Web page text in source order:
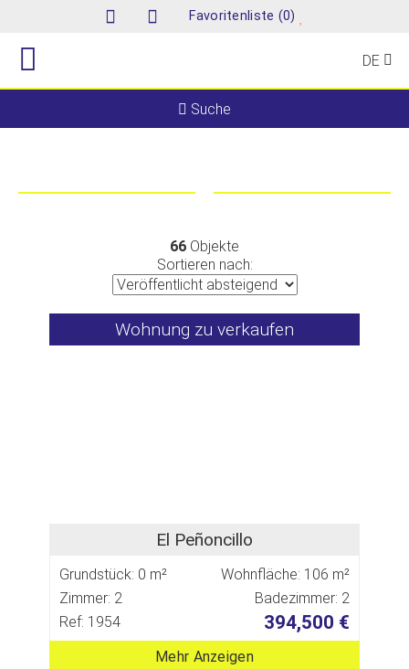
Favoritenliste (0)
DE
Suche
66 Objekte
Sortieren nach:
Wohnung zu verkaufen
El Peñoncillo
Grundstück: 0 m²
Wohnfläche: 106 m²
Zimmer: 2
Badezimmer: 2
Ref: 1954
394,500 €
Mehr Anzeigen